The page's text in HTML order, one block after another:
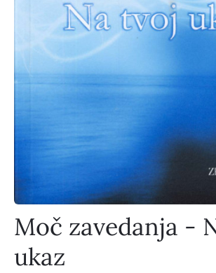
Moč zavedanja -
ukaz